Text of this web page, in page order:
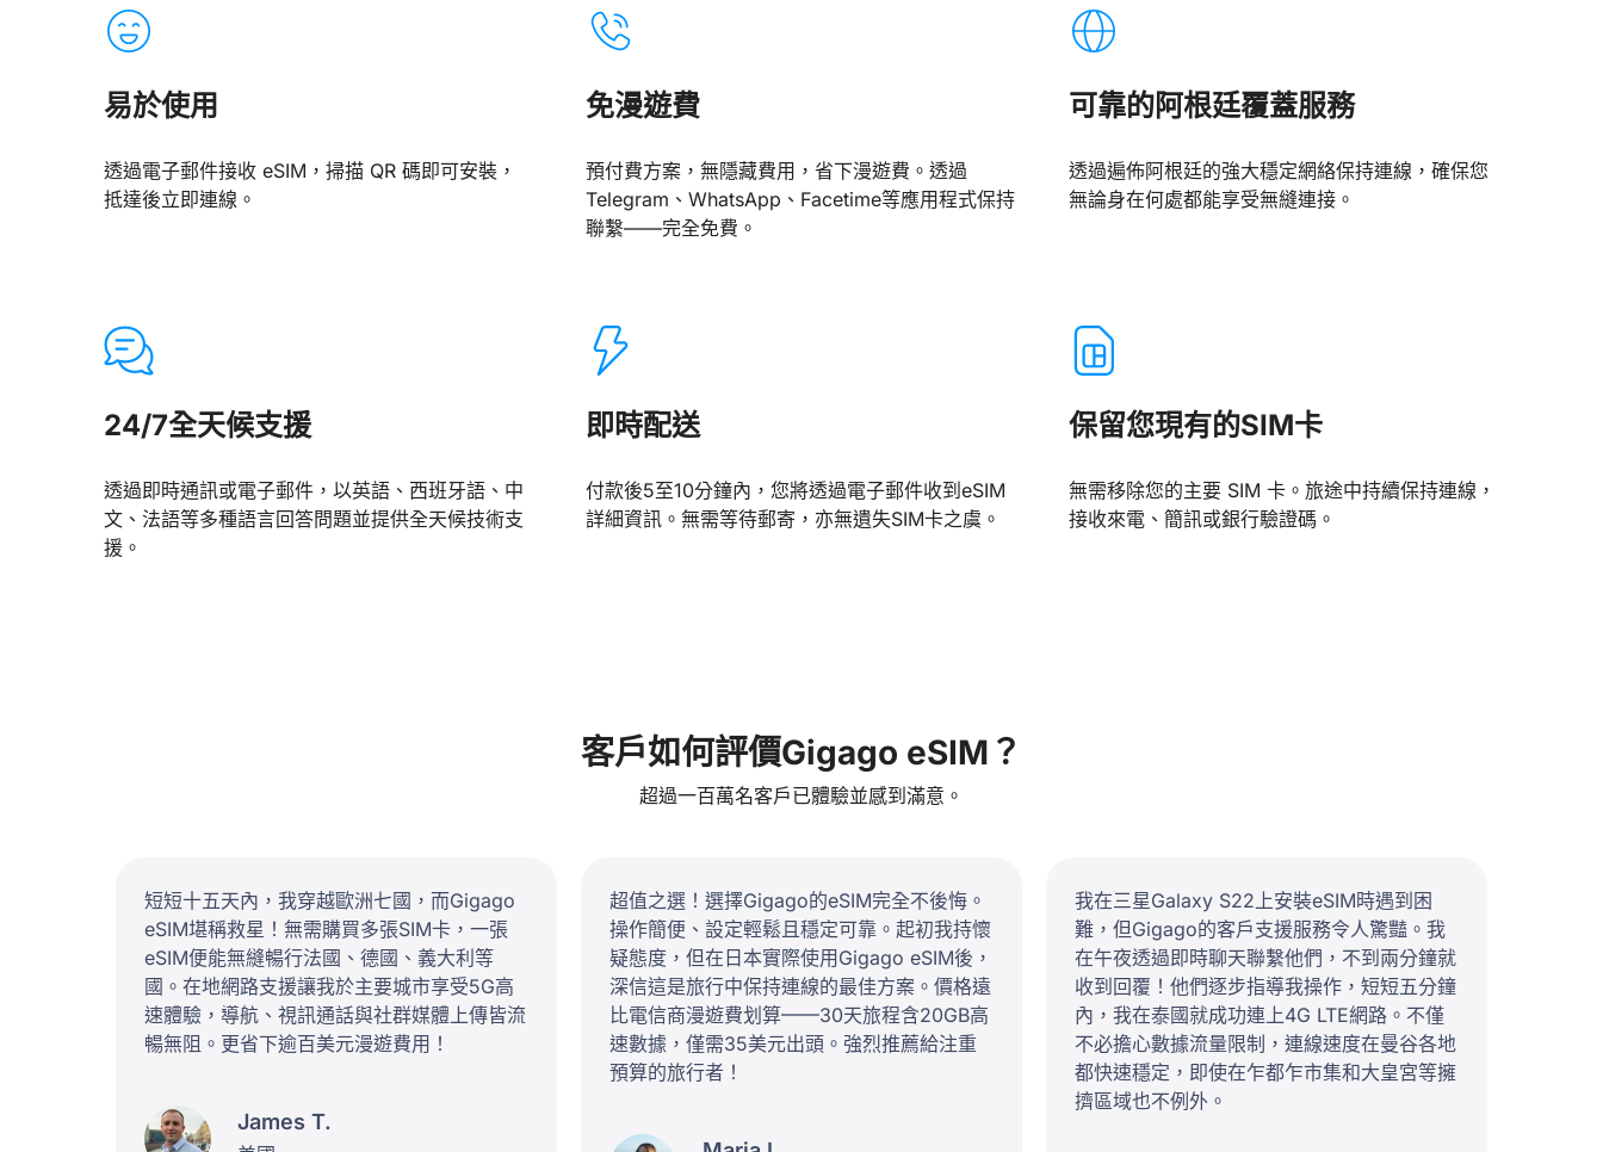
易於使用
透過電子郵件接收 eSIM，掃描 QR 碼即可安裝，
抵達後立即連線。
免漫遊費
預付費方案，無隱藏費用，省下漫遊費。透過
Telegram、WhatsApp、Facetime等應用程式保持
聯繫——完全免費。
可靠的阿根廷覆蓋服務
透過遍佈阿根廷的強大穩定網絡保持連線，確保您
無論身在何處都能享受無縫連接。
24/7全天候支援
透過即時通訊或電子郵件，以英語、西班牙語、中
文、法語等多種語言回答問題並提供全天候技術支
援。
即時配送
付款後5至10分鐘內，您將透過電子郵件收到eSIM
詳細資訊。無需等待郵寄，亦無遺失SIM卡之虞。
保留您現有的SIM卡
無需移除您的主要 SIM 卡。旅途中持續保持連線，
接收來電、簡訊或銀行驗證碼。
客戶如何評價Gigago eSIM？
超過一百萬名客戶已體驗並感到滿意。
短短十五天內，我穿越歐洲七國，而Gigago
eSIM堪稱救星！無需購買多張SIM卡，一張
eSIM便能無縫暢行法國、德國、義大利等
國。在地網路支援讓我於主要城市享受5G高
速體驗，導航、視訊通話與社群媒體上傳皆流
暢無阻。更省下逾百美元漫遊費用！
James T.
超值之選！選擇Gigago的eSIM完全不後悔。
操作簡便、設定輕鬆且穩定可靠。起初我持懷
疑態度，但在日本實際使用Gigago eSIM後，
深信這是旅行中保持連線的最佳方案。價格遠
比電信商漫遊費划算——30天旅程含20GB高
速數據，僅需35美元出頭。強烈推薦給注重
預算的旅行者！
我在三星Galaxy S22上安裝eSIM時遇到困
難，但Gigago的客戶支援服務令人驚豔。我
在午夜透過即時聊天聯繫他們，不到兩分鐘就
收到回覆！他們逐步指導我操作，短短五分鐘
內，我在泰國就成功連上4G LTE網路。不僅
不必擔心數據流量限制，連線速度在曼谷各地
都快速穩定，即使在乍都乍市集和大皇宮等擁
擠區域也不例外。